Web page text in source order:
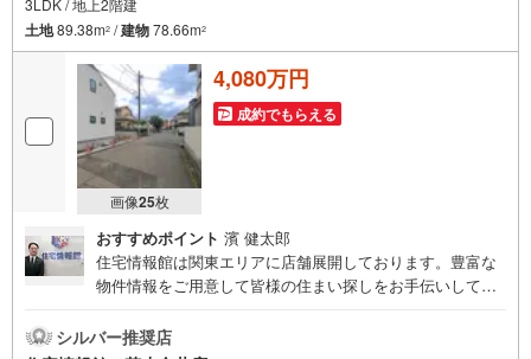
土地89.38m2 /建物78.66m2
画像25枚
4,080万円
成約でもらえる
おすすめポイント 濱 健太郎
住宅情報館は関東エリアに店舗展開しております。豊富な
物件情報をご用意して皆様の住まい探しをお手伝いしてお
さい。【営業時間 10:00～19:00 火曜・水曜（祝日の場
シルバー推奨店